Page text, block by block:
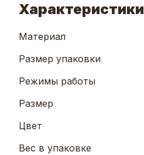
Характеристики
Материал
Размер упаковки
Режимы работы
Размер
Цвет
Вес в упаковке